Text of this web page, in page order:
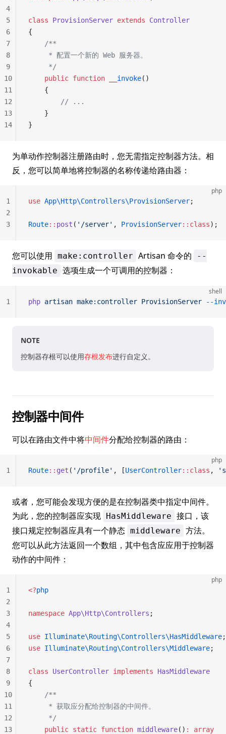
class ProvisionServer extends Controller
{
    /**
     * 配置一个新的 Web 服务器。
     */
    public
function __invoke()
    {
        // ...
    }
}
4
5
6
7
8
9
10
11
12
13
14
为单动作控制器注册路由时，您无需指定控制器方法。相
反，您可以简单地将控制器的名称传递给路由器：
php
use App\Http\Controllers\ProvisionServer;
Route:: post ( '/server' , ProvisionServer::class);
1
2
3
您可以使用 make:controller Artisan 命令的
--
invokable 选项生成一个可调用的控制器：
shell
php artisan make:controller ProvisionServer --
1
NOTE
控制器存根可以使用存根发布进行自定义。
控制器中间件
可以在路由文件中将中间件分配给控制器的路由：
php
Route:: get ( '/profile' , [UserController::class ,
1
或者，您可能会发现方便的是在控制器类中指定中间件。
为此，您的控制器应实现 HasMiddleware 接口，该
接口规定控制器应具有一个静态 middleware 方法。
您可以从此方法返回一个数组，其中包含应应用于控制器
动作的中间件：
php
<?php
namespace App\Http\Controllers ;
use Illuminate\Routing\Controllers\HasMiddleware;
use Illuminate\Routing\Controllers\Middleware;
class UserController implements HasMiddleware
{
    /**
     * 获取应分配给控制器的中间件。
     */
    public
static function middleware() : array
1
2
3
4
5
6
7
8
9
10
11
12
13